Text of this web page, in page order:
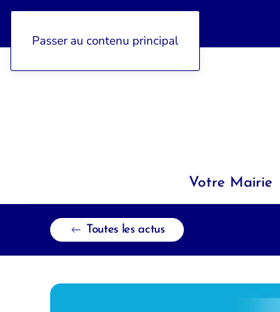
Passer au contenu principal
Votre Mairie
Toutes les actus